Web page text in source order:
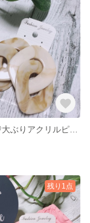
残り1点